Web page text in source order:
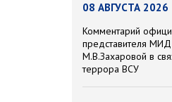
08 АВГУСТА 2026
Комментарий
представителя МИД
М.В.Захаровой в
террора ВСУ